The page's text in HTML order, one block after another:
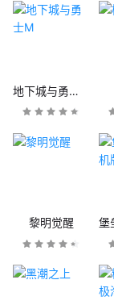
地下城与勇士M
黎明觉醒